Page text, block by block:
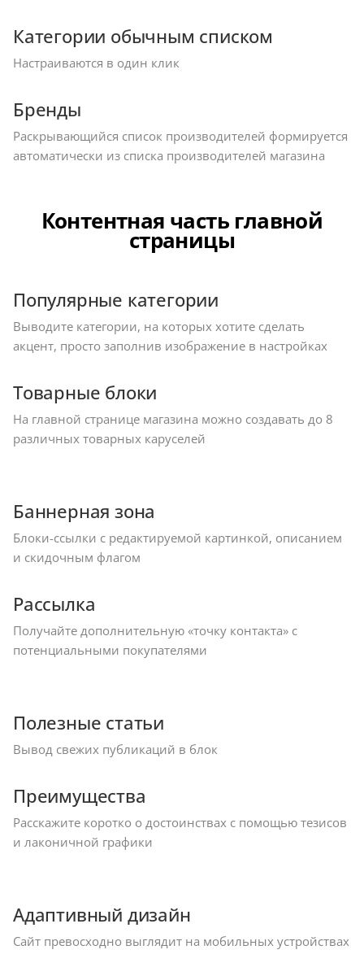
Категории обычным списком
Настраиваются в один клик
Бренды
Раскрывающийся список производителей формируется
автоматически из списка производителей магазина
Контентная часть главной
страницы
Популярные категории
Выводите категории, на которых хотите сделать
акцент, просто заполнив изображение в настройках
Товарные блоки
На главной странице магазина можно создавать до 8
различных товарных каруселей
Баннерная зона
Блоки-ссылки с редактируемой картинкой, описанием
и скидочным флагом
Рассылка
Получайте дополнительную «точку контакта» с
потенциальными покупателями
Полезные статьи
Вывод свежих публикаций в блок
Преимущества
Расскажите коротко о достоинствах с помощью тезисов
и лаконичной графики
Адаптивный дизайн
Сайт превосходно выглядит на мобильных устройствах